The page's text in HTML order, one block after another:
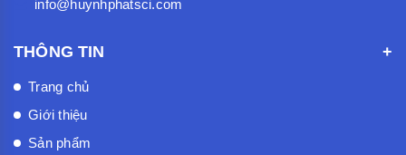
info@huynhphatsci.com
THÔNG TIN
Trang chủ
Giới thiệu
Sản phẩm